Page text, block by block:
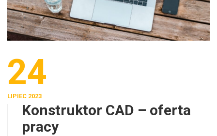
24
LIPIEC 2023
Konstruktor CAD – oferta
pracy